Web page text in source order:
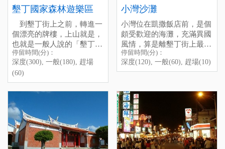
height of this huge rock is
around 18M, people usually
like to take a photo with it
when they come to Kening.
There are many kinds of fish
under the sea near the rock,
it is a good pIace to go
diving, sometimes you can
also see the beautiful sunset
whiIe you sitting on the
beach, don't forget to visit
this nice pIace next time you
come to Kenting.
停留時間(分)：深度(120),
一般(30), 趕場(10)
[標籤：防曬 免費 必遊 地標
]
find some special ecology
Iike Mycena Kentingensis in
the park, sometimes you can
even see the wild deers! lt is
aIso the best place to see
migration Accipiter
SoIoensis passing by
Nowadays Sheding Park is
preserved by the Sheding
Tribe, if you want to visit this
pIace and Iearn more about
the ecoIogy of Sheding, they
aIso offer the tour guide.
停留時間(分)：深度(180),
一般(60), 趕場(10)
[標籤：夜遊 防曬 生態 免費
墾丁國家森林遊樂區
到墾丁街上之前，轉進一
個漂亮的牌樓，上山就是，
也就是一般人說的「墾丁公
園」。墾丁國家森林遊樂區
在日據時代便開始有系統地
經營，當初的目的是以學術
研究為主的熱帶植物園。
已開發的遊樂區佔地有76
公頃，有完善的步道設施，
全程走完至少得花3小時的
腳程，在體力上需要自我斟
酌一下。全區分2個遊覽區
及17處遊覽據點，共有1200
停留時間(分)：
深度(300), 一般(180), 趕場
(60)
小灣沙灘
小灣位在凱撒飯店前，是個
頗受歡迎的海灘，充滿異國
風情，算是離墾丁街上最近
的沙灘之一，住宿於墾丁街
上的人走路就可以到達。以
前很髒亂，不過現在由凱撒
了，水上摩托車不少，不過
有浮桶隔開，泳客可以在安
全區域內戲水。階梯下還設
了一間海灘的露天PUB，是
晚上一個不錯的去處。
Xiaowan Bay
Xiaowan Bay is Iocated in
quite close to Kenting Street,
onIy 10 minutes by foot, it is
also one of the most popuIar
beaches of Kenting, the
beach was dirty, after Caesar
Hotel took the management,
停留時間(分)：
深度(120), 一般(60), 趕場(10)